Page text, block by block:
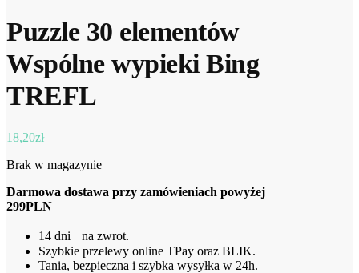
Puzzle 30 elementów
Wspólne wypieki Bing
TREFL
18,20zł
Brak w magazynie
Darmowa dostawa przy zamówieniach powyżej
299PLN
14 dni na zwrot.
Szybkie przelewy online TPay oraz BLIK.
Tania, bezpieczna i szybka wysyłka w 24h.